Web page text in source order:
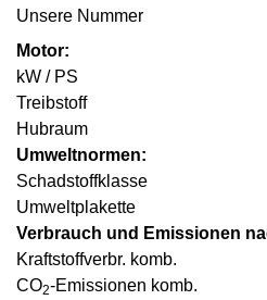
Unsere Nummer
Motor:
kW / PS
Treibstoff
Hubraum
Umweltnormen:
Schadstoffklasse
Umweltplakette
Verbrauch und Emissionen
Kraftstoffverbr. komb.
CO2-Emissionen komb.